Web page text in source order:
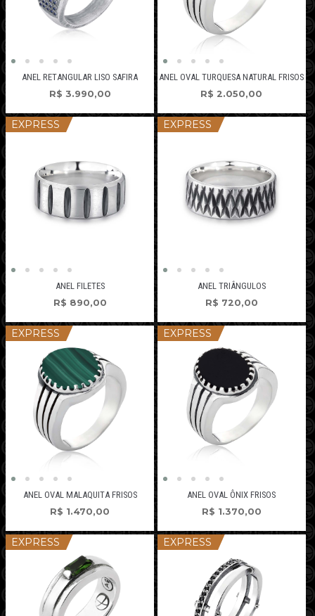
ANEL RETANGULAR LISO SAFIRA
R$ 3.990,00
ANEL OVAL TURQUESA NATURAL FRISOS
R$ 2.050,00
EXPRESS
ANEL FILETES
R$ 890,00
EXPRESS
ANEL TRIÂNGULOS
R$ 720,00
EXPRESS
ANEL OVAL MALAQUITA FRISOS
R$ 1.470,00
EXPRESS
ANEL OVAL ÔNIX FRISOS
R$ 1.370,00
EXPRESS EXPRESS